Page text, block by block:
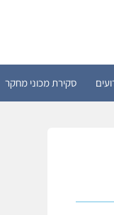
סקירת מכוני מחקר